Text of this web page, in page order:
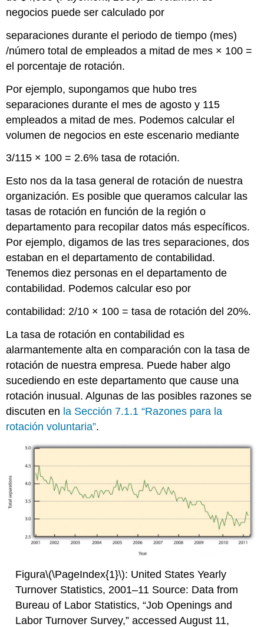
negocios puede ser calculado por
separaciones durante el periodo de tiempo (mes)
/número total de empleados a mitad de mes × 100 =
el porcentaje de rotación.
Por ejemplo, supongamos que hubo tres
separaciones durante el mes de agosto y 115
empleados a mitad de mes. Podemos calcular el
volumen de negocios en este escenario mediante
3/115 × 100 = 2.6% tasa de rotación.
Esto nos da la tasa general de rotación de nuestra
organización. Es posible que queramos calcular las
tasas de rotación en función de la región o
departamento para recopilar datos más específicos.
Por ejemplo, digamos de las tres separaciones, dos
estaban en el departamento de contabilidad.
Tenemos diez personas en el departamento de
contabilidad. Podemos calcular eso por
contabilidad: 2/10 × 100 = tasa de rotación del 20%.
La tasa de rotación en contabilidad es
alarmantemente alta en comparación con la tasa de
rotación de nuestra empresa. Puede haber algo
sucediendo en este departamento que cause una
rotación inusual. Algunas de las posibles razones se
discuten en la Sección 7.1.1 “Razones para la
rotación voluntaria”.
Figura\(\PageIndex{1}\): United States Yearly
Turnover Statistics, 2001–11 Source: Data from
Bureau of Labor Statistics, “Job Openings and
Labor Turnover Survey,” accessed August 11,